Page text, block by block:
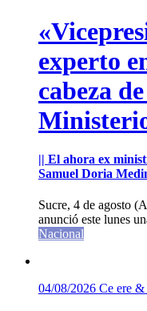
experto
cabeza
|| El ahora ex
Samuel Doria
Sucre, 4 de agosto
anunció este lunes
Nacional
04/08/2026 Ce ere &